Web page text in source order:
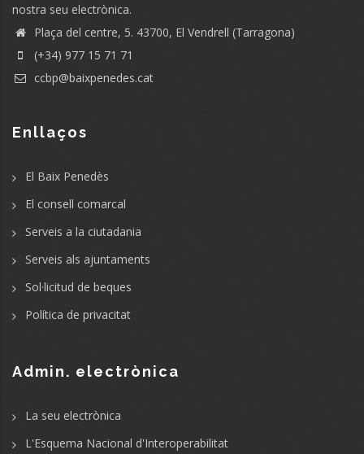
nostra seu electrònica.
Plaça del centre, 5. 43700, El Vendrell (Tarragona)
(+34) 977 15 71 71
ccbp@baixpenedes.cat
Enllaços
El Baix Penedès
El consell comarcal
Serveis a la ciutadania
Serveis als ajuntaments
Sol·licitud de beques
Política de privacitat
Admin. electrònica
La seu electrònica
L'Esquema Nacional d'Interoperabilitat